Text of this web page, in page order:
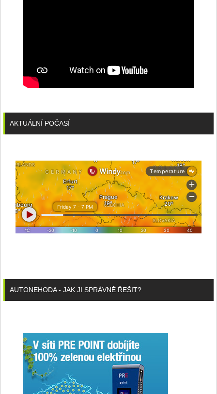
AKTUÁLNÍ POČASÍ
AUTONEHODA - JAK JI SPRÁVNĚ ŘEŠIT?